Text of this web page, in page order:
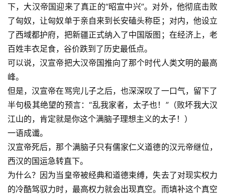
下，大汉帝国迎来了真正的“昭宣中兴”。对外，他彻底击败
了匈奴，让匈奴单于亲自来到长安磕头称臣；对内，他设立
了西域都护府，把新疆正式纳入了中国版图；在经济上，老
百姓丰衣足食，谷价跌到了历史最低点。
可以说，汉宣帝把大汉帝国推向了那个时代人类文明的最高
峰。
但是，汉宣帝在骂完儿子之后，也深深叹了一口气，留下了
半句极其绝望的预言：“乱我家者，太子也！”（败坏我大汉
江山的，肯定就是你这个满脑子理想主义的太子！）
一语成谶。
汉宣帝死后，那个满脑子只有儒家仁义道德的汉元帝继位，
西汉的国运急转直下。
为什么？因为当皇帝被经典和道德束缚，失去了对现实权力
的冷酷驾驭力时，最高权力就会出现真空。而填补这个真空